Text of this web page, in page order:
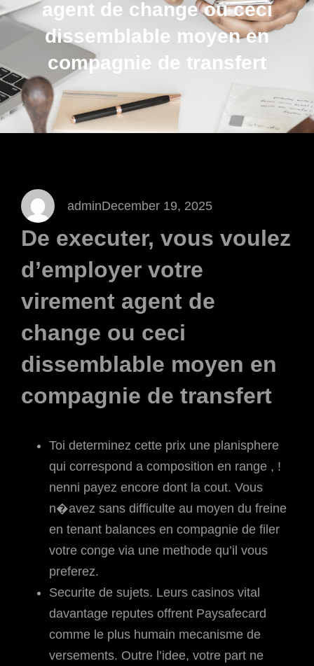
agent de change ou ceci
dissemblable moyen en
compagnie de transfert
adminDecember 19, 2025
De executer, vous voulez
d’employer votre
virement agent de
change ou ceci
dissemblable moyen en
compagnie de transfert
Toi determinez cette prix une planisphere
qui correspond a composition en range , !
nenni payez encore dont la cout. Vous
n�avez sans difficulte au moyen du freine
en tenant balances en compagnie de filer
votre conge via une methode qu’il vous
preferez.
Securite de sujets. Leurs casinos vital
davantage reputes offrent Paysafecard
comme le plus humain mecanisme de
versements. Outre l’idee, votre part ne